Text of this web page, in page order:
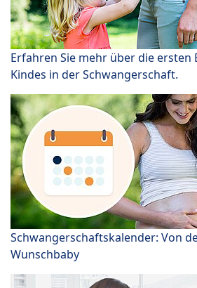
Erfahren Sie mehr über die ersten
Kindes in der Schwangerschaft.
Schwangerschaftskalender: Von
Wunschbaby